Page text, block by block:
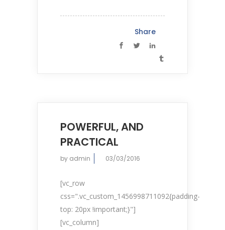
Share
POWERFUL, AND
PRACTICAL
by admin 03/03/2016
[vc_row
css=".vc_custom_1456998711092{padding-
top: 20px !important;}"]
[vc_column]